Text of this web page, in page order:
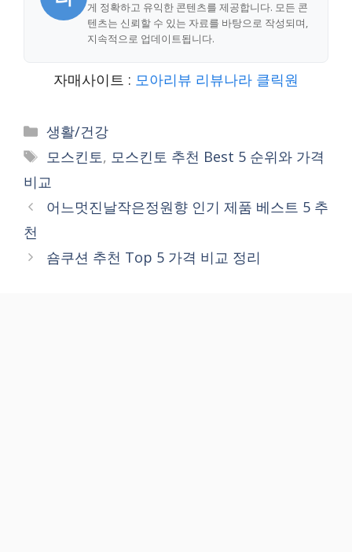
게 정확하고 유익한 콘텐츠를 제공합니다. 모든 콘
텐츠는 신뢰할 수 있는 자료를 바탕으로 작성되며,
지속적으로 업데이트됩니다.
자매사이트 : 모아리뷰 리뷰나라 클릭원
Categories
생활/건강
Tags
모스킨토, 모스킨토 추천 Best 5 순위와 가격
비교
어느멋진날작은정원향 인기 제품 베스트 5 추
천
숌쿠션 추천 Top 5 가격 비교 정리